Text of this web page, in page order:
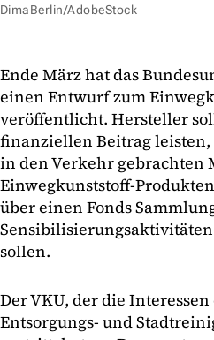
DimaBerlin/AdobeStock
Ende März hat das
einen Entwurf zum
veröffentlicht. Hersteller
finanziellen Beitrag
in den Verkehr gebrachten
Einwegkunststoff-
über einen Fonds
sollen.
Der VKU, der die
Entsorgungs- und